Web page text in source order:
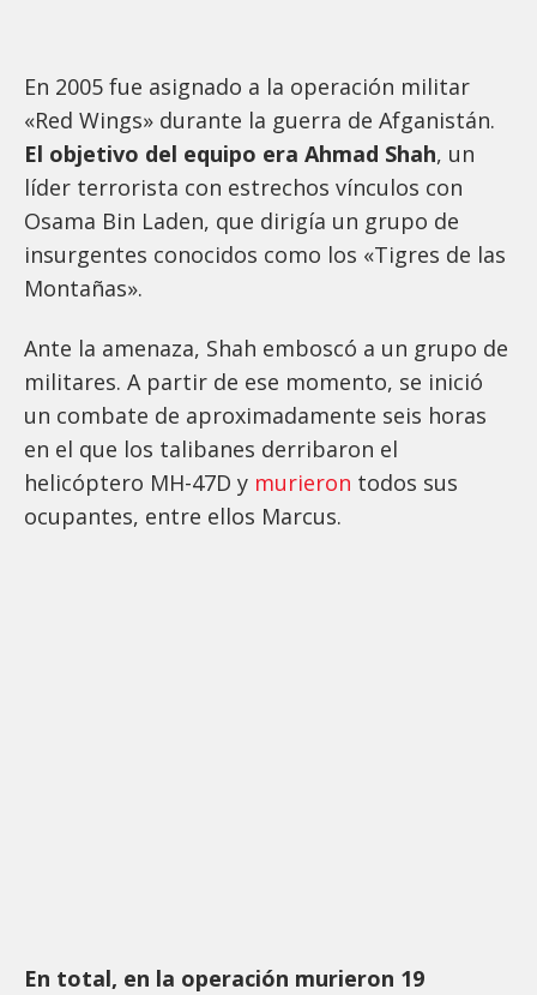
En 2005 fue asignado a la operación militar
«Red Wings» durante la guerra de Afganistán.
El objetivo del equipo era Ahmad Shah, un
líder terrorista con estrechos vínculos con
Osama Bin Laden, que dirigía un grupo de
insurgentes conocidos como los «Tigres de las
Montañas».
Ante la amenaza, Shah emboscó a un grupo de
militares. A partir de ese momento, se inició
un combate de aproximadamente seis horas
en el que los talibanes derribaron el
helicóptero MH-47D y murieron todos sus
ocupantes, entre ellos Marcus.
En total, en la operación murieron 19